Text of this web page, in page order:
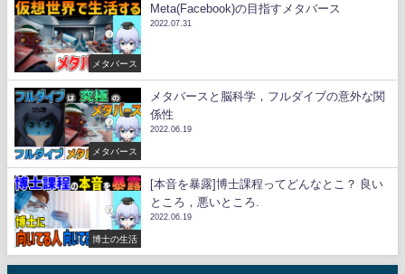
メタバース
Meta(Facebook)の目指すメタバース
2022.07.31
メタバース
メタバースと脳科学，フルダイブの意外な関
係性
2022.06.19
博士の生活
[本音を暴露]博士課程ってどんなとこ？ 良い
ところ，悪いところ.
2022.06.19